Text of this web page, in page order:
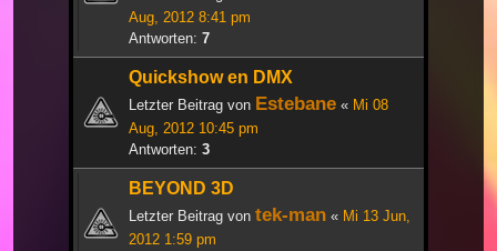
Aug, 2012 8:41 pm
Antworten: 7
Quickshow en DMX
Letzter Beitrag von Estebane « Mi 08
Aug, 2012 10:45 pm
Antworten: 3
BEYOND 3D
Letzter Beitrag von tek-man « Mi 13 Jun,
2012 1:59 pm